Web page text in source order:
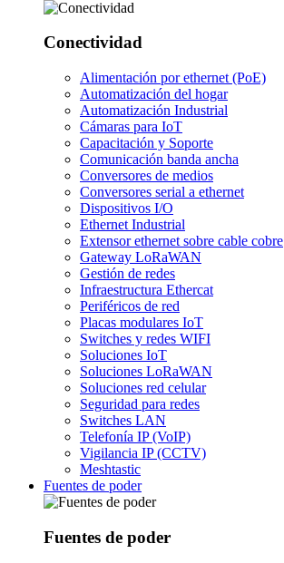
Conectividad
Alimentación por ethernet (PoE)
Automatización del hogar
Automatización Industrial
Cámaras para IoT
Capacitación y Soporte
Comunicación banda ancha
Conversores de medios
Conversores serial a ethernet
Dispositivos I/O
Ethernet Industrial
Extensor ethernet sobre cable cobre
Gateway LoRaWAN
Gestión de redes
Infraestructura Ethercat
Periféricos de red
Placas modulares IoT
Switches y redes WIFI
Soluciones IoT
Soluciones LoRaWAN
Soluciones red celular
Seguridad para redes
Switches LAN
Telefonía IP (VoIP)
Vigilancia IP (CCTV)
Meshtastic
Fuentes de poder
Fuentes de poder